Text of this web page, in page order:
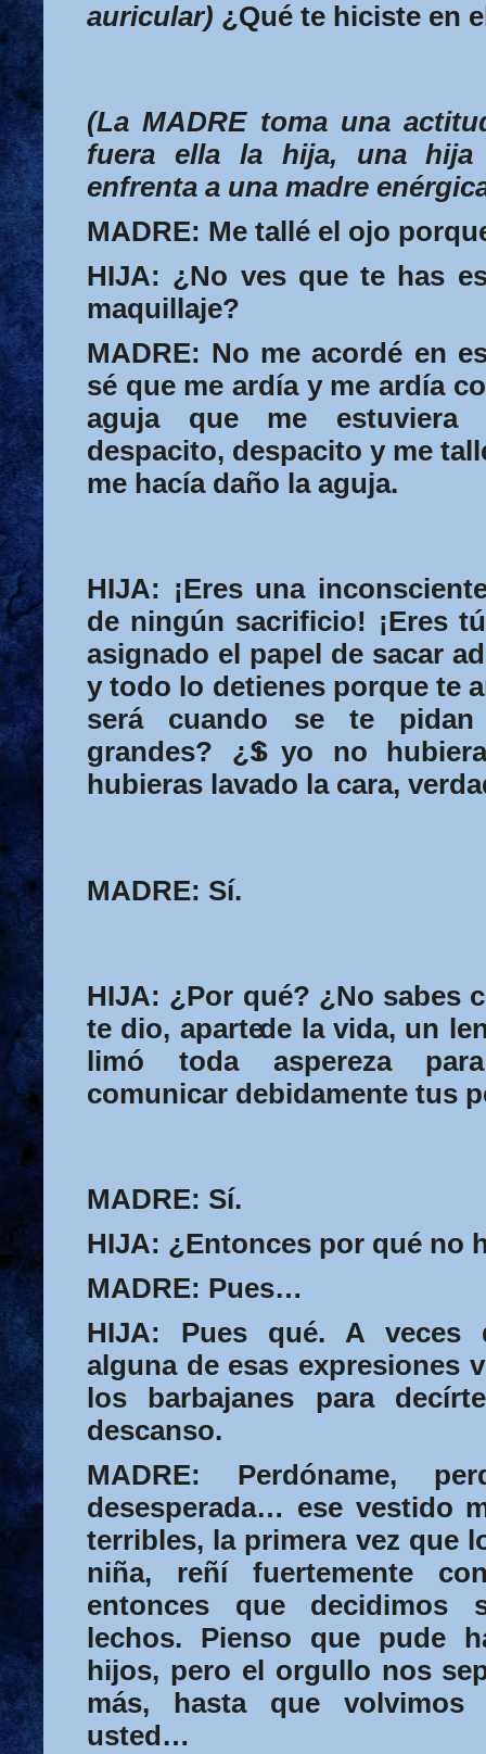
auricular) ¿Qué te hiciste en
(LaMADREtoma una
fuera ella la hija, una hija
enfrenta a una madre
MADRE: Me tallé el ojo
HIJA: ¿No ves que te has
maquillaje?
MADRE: No me acordé en
sé que me ardía y me ardía
aguja que me
despacito, despacito y me
me hacía daño la aguja.
HIJA: ¡Eres una
de ningún sacrificio! ¡Eres
asignado el papel de sacar
y todo lo detienes porque te
será cuando se te pidan
grandes? ¿Si yo no
hubieras lavado la cara,
MADRE: Sí.
HIJA: ¿Por qué? ¿No sabes
te dio, apartede la vida, un
limó toda aspereza
comunicar debidamente tus
MADRE: Sí.
HIJA: ¿Entonces por qué no
MADRE: Pues…
HIJA: Pues qué. A veces
alguna de esas expresiones
los barbajanes para
descanso.
MADRE: Perdóname,
desesperada… ese vestido
terribles, la primera vez que
niña, reñí fuertemente
entonces que decidimos
lechos. Pienso que pude
hijos, pero el orgullo nos
más, hasta que
usted…